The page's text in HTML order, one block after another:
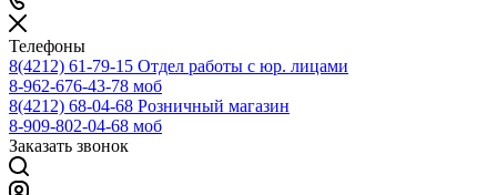
Телефоны
8(4212) 61-79-15 Отдел работы с юр. лицами
8-962-676-43-78 моб
8(4212) 68-04-68 Розничный магазин
8-909-802-04-68 моб
Заказать звонок